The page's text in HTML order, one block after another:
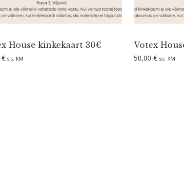
House kinke­kaart 30€
€ sis. KM
Votex
50,00 € sis. KM